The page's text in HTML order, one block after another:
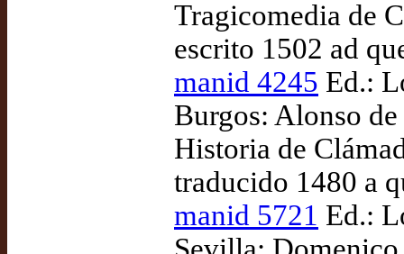
Tragicomedia de
escrito 1502 ad
manid 4245 Ed.:
Burgos: Alonso
Historia de
traducido 1480 a
manid 5721 Ed.: